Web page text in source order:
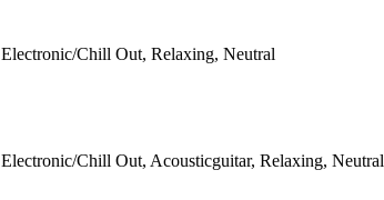
Electronic/Chill Out, Relaxing, Neutral
Electronic/Chill Out, Acousticguitar, Relaxing, Neutral